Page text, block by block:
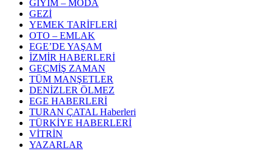
GİYİM – MODA
GEZİ
YEMEK TARİFLERİ
OTO – EMLAK
EGE’DE YAŞAM
İZMİR HABERLERİ
GEÇMİŞ ZAMAN
TÜM MANŞETLER
DENİZLER ÖLMEZ
EGE HABERLERİ
TURAN ÇATAL Haberleri
TÜRKİYE HABERLERİ
VİTRİN
YAZARLAR